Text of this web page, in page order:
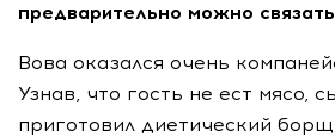
предварительно можно
Вова оказался очень
Узнав, что гость не ест мясо,
приготовил диетический